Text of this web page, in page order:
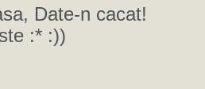
Date-n cacat!
:* :))